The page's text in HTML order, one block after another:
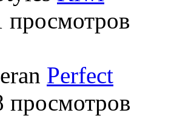
просмотров
Perfect
просмотров